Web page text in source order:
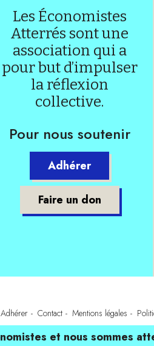
Les Économistes
Atterrés sont une
association qui a
pour but d’impulser
la réflexion
collective.
Pour nous soutenir
Adhérer
Faire un don
Adhérer Contact Mentions légales
et nous sommes